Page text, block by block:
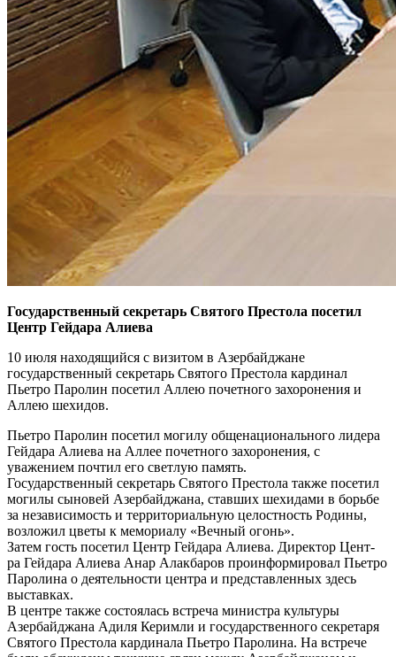
Государственный секретарь Святого Престола посетил
Центр Гейдара Алиева
10 июля находящийся с визитом в Азербайджане
государственный секретарь Святого Престола кардинал
Пьетро Паролин посетил Аллею почетного захоронения и
Аллею шехидов.
Пьетро Паролин посетил могилу общенационального лидера
Гейдара Алиева на Аллее почетного захоронения, с
уважением почтил его светлую память.
Государственный секретарь Святого Престола также посетил
могилы сыновей Азербайджана, ставших шехидами в борьбе
за независимость и территориальную целостность Родины,
возложил цветы к мемориалу «Вечный огонь».
Затем гость посетил Центр Гейдара Алиева. Директор Цент-
ра Гейдара Алиева Анар Алакбаров проинформировал Пьетро
Паролина о деятельности центра и представленных здесь
выставках.
В центре также состоялась встреча министра культуры
Азербайджана Адиля Керимли и государственного секретаря
Святого Престола кардинала Пьетро Паролина. На встрече